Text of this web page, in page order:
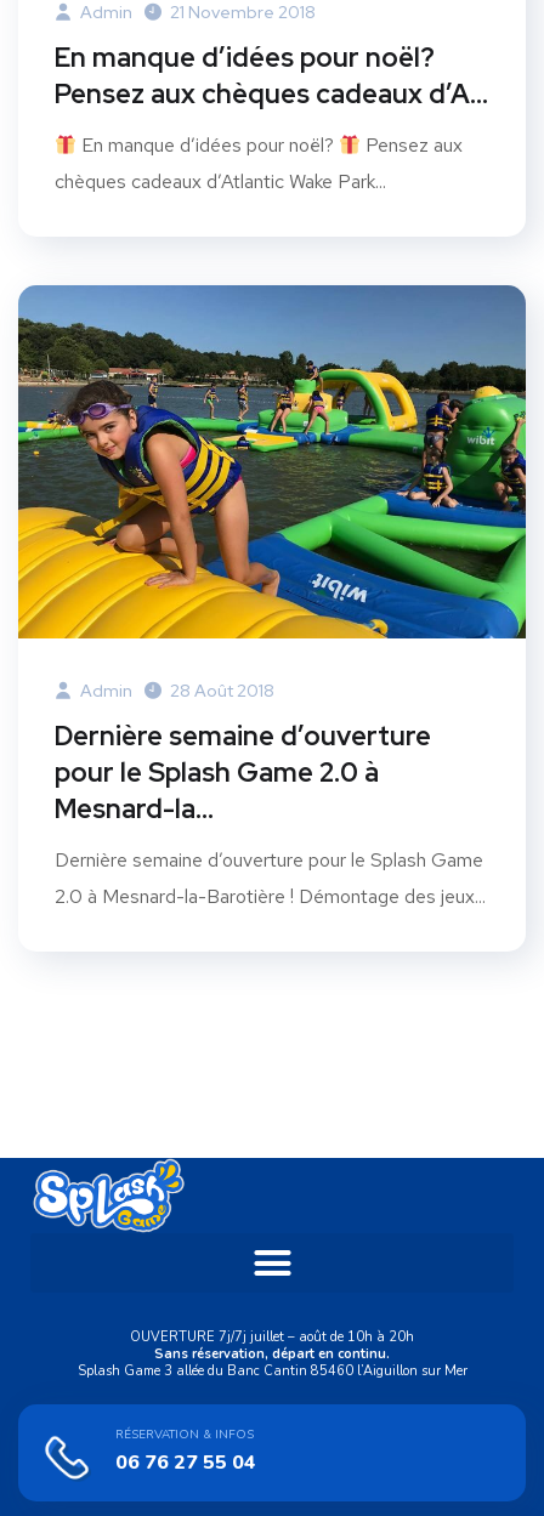
Admin 21 Novembre 2018
En manque d’idées pour noël?
Pensez aux chèques cadeaux d’A…
En manque d’idées pour noël?
Pensez aux
chèques cadeaux d’Atlantic Wake Park...
Admin 28 Août 2018
Dernière semaine d’ouverture
pour le Splash Game 2.0 à
Mesnard-la…
Dernière semaine d’ouverture pour le Splash Game
2.0 à Mesnard-la-Barotière ! Démontage des jeux...
OUVERTURE 7j/7j juillet – août de 10h à 20h
Sans réservation, départ en continu.
Splash Game 3 allée du Banc Cantin 85460 l’Aiguillon sur Mer
RÉSERVATION & INFOS
06 76 27 55 04